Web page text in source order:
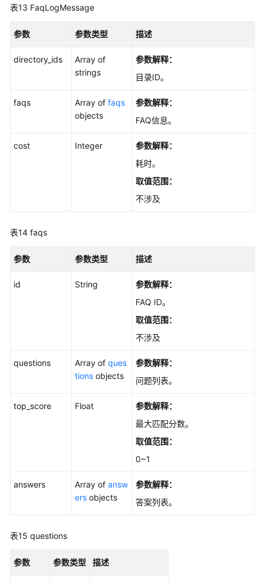
表13 FaqLogMessage
参数 参数类型 描述
directory_ids
Array of
strings
参数解释：
目录ID。
faqs Array of faqs
objects
参数解释：
FAQ信息。
cost Integer
参数解释：
耗时。
取值范围：
不涉及
表14 faqs
参数 参数类型 描述
id String
参数解释：
FAQ ID。
取值范围：
不涉及
questions Array of ques
tions objects
参数解释：
问题列表。
top_score Float
参数解释：
最大匹配分数。
取值范围：
0~1
answers Array of answ
ers objects
参数解释：
答案列表。
表15 questions
参数 参数类型 描述